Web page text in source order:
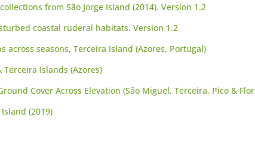
from São Jorge Island (2014). Version 1.2
coastal ruderal habitats. Version 1.2
seasons, Terceira Island (Azores, Portugal)
Islands (Azores)
Cover Across Elevation (São Miguel, Terceira, Pico &
(2019)